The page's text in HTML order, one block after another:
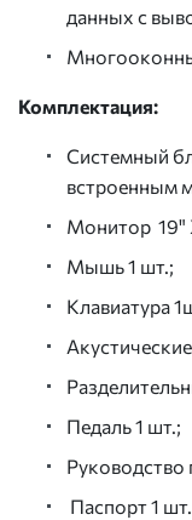
данных с
Комплектация:
Системный
встроенным
Монитор 19"
Мышь 1 шт.;
Клавиатура
Педаль 1 шт.;
Руководство
Паспорт 1 шт.